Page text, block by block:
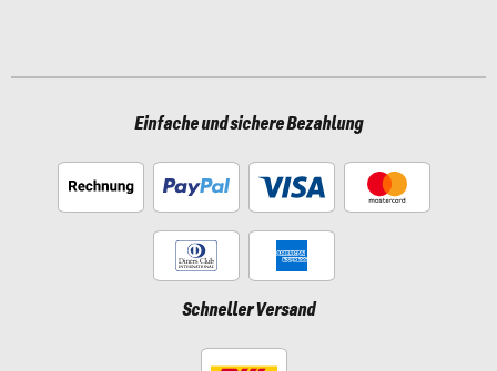
Einfache und sichere Bezahlung
Schneller Versand